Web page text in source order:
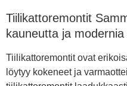
Tiilikattoremontit
kauneutta ja
Tiilikattoremontit ovat
löytyy kokeneet ja